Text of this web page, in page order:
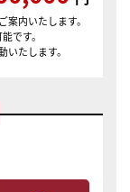
内いたします。
です。
たします。